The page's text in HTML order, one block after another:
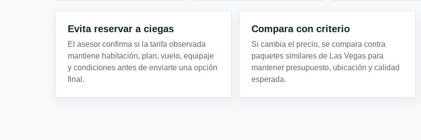
Evita reservar a ciegas
El asesor confirma si la tarifa observada
mantiene habitación, plan, vuelo, equipaje
y condiciones antes de enviarte una opción
final.
Compara con criterio
Si cambia el precio, se compara contra
paquetes similares de Las Vegas para
mantener presupuesto, ubicación y calidad
esperada.